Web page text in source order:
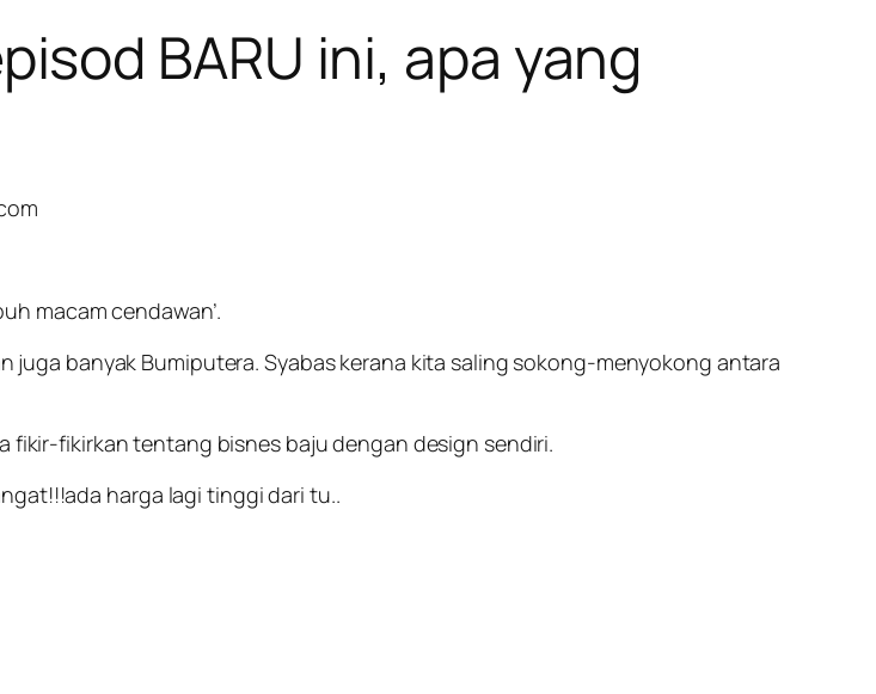
BARU ini, apa yang
macam cendawan’.
juga banyak Bumiputera. Syabas kerana kita saling sokong-menyokong antara
fikir-fikirkan tentang bisnes baju dengan design sendiri.
harga lagi tinggi dari tu..